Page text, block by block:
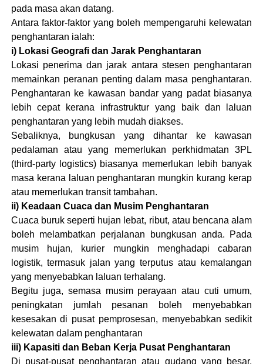
pada masa akan datang.
Antara faktor-faktor yang boleh mempengaruhi kelewatan
penghantaran ialah:
i) Lokasi Geografi dan Jarak Penghantaran
Lokasi penerima dan jarak antara stesen penghantaran
memainkan peranan penting dalam masa penghantaran.
Penghantaran ke kawasan bandar yang padat biasanya
lebih cepat kerana infrastruktur yang baik dan laluan
penghantaran yang lebih mudah diakses.
Sebaliknya, bungkusan yang dihantar ke kawasan
pedalaman atau yang memerlukan perkhidmatan 3PL
(third-party logistics) biasanya memerlukan lebih banyak
masa kerana laluan penghantaran mungkin kurang kerap
atau memerlukan transit tambahan​.
ii) Keadaan Cuaca dan Musim Penghantaran
Cuaca buruk seperti hujan lebat, ribut, atau bencana alam
boleh melambatkan perjalanan bungkusan anda. Pada
musim hujan, kurier mungkin menghadapi cabaran
logistik, termasuk jalan yang terputus atau kemalangan
yang menyebabkan laluan terhalang.
Begitu juga, semasa musim perayaan atau cuti umum,
peningkatan jumlah pesanan boleh menyebabkan
kesesakan di pusat pemprosesan, menyebabkan sedikit
kelewatan dalam penghantaran​
iii) Kapasiti dan Beban Kerja Pusat Penghantaran
Di pusat-pusat penghantaran atau gudang yang besar,